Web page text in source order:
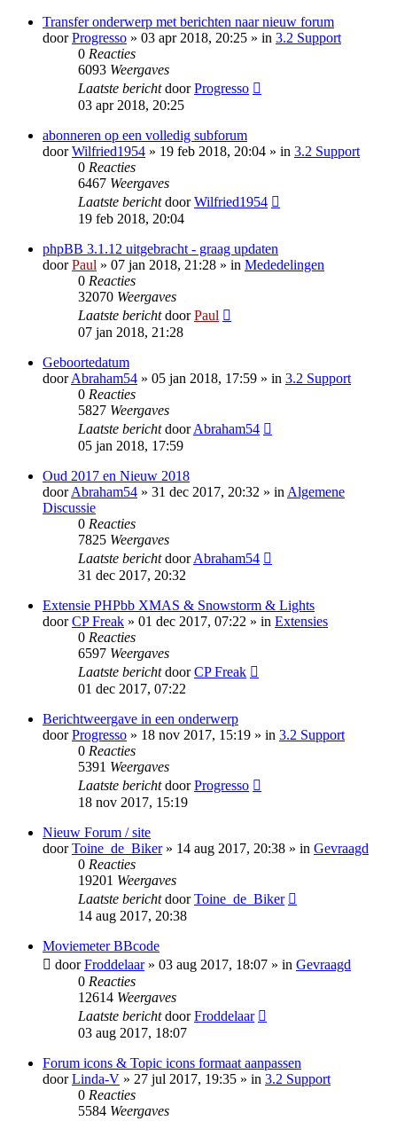
Transfer onderwerp met berichten naar nieuw forum
doorProgresso » 03 apr 2018, 20:25 » in 3.2 Support
0 Reacties
6093 Weergaves
Laatste berichtdoorProgresso
03 apr 2018, 20:25
abonneren op een volledig subforum
doorWilfried1954 » 19 feb 2018, 20:04 » in 3.2 Support
0 Reacties
6467 Weergaves
Laatste berichtdoorWilfried1954
19 feb 2018, 20:04
phpBB 3.1.12 uitgebracht - graag updaten
doorPaul » 07 jan 2018, 21:28 » in Mededelingen
0 Reacties
32070 Weergaves
Laatste berichtdoorPaul
07 jan 2018, 21:28
Geboortedatum
doorAbraham54 » 05 jan 2018, 17:59 » in 3.2 Support
0 Reacties
5827 Weergaves
Laatste berichtdoorAbraham54
05 jan 2018, 17:59
Oud 2017 en Nieuw 2018
doorAbraham54 » 31 dec 2017, 20:32 » inAlgemene
Discussie
0 Reacties
7825 Weergaves
Laatste berichtdoorAbraham54
31 dec 2017, 20:32
Extensie PHPbb XMAS & Snowstorm & Lights
doorCP Freak » 01 dec 2017, 07:22 » in Extensies
0 Reacties
6597 Weergaves
Laatste berichtdoorCP Freak
01 dec 2017, 07:22
Berichtweergave in een onderwerp
doorProgresso » 18 nov 2017, 15:19 » in 3.2 Support
0 Reacties
5391 Weergaves
Laatste berichtdoorProgresso
18 nov 2017, 15:19
Nieuw Forum / site
doorToine_de_Biker» 14 aug 2017, 20:38 » in Gevraagd
0 Reacties
19201 Weergaves
Laatste berichtdoorToine_de_Biker
14 aug 2017, 20:38
Moviemeter BBcode
doorFroddelaar» 03 aug 2017, 18:07 » in Gevraagd
0 Reacties
12614 Weergaves
Laatste berichtdoorFroddelaar
03 aug 2017, 18:07
Forum icons & Topic icons formaat aanpassen
doorLinda-V » 27 jul 2017, 19:35 » in 3.2 Support
0 Reacties
5584 Weergaves